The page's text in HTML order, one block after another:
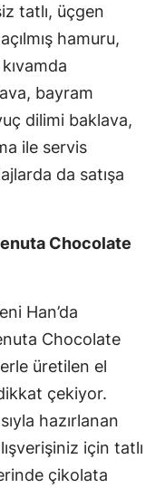
tatlı, üçgen
hamuru,
bayram
dilimi baklava,
ile servis
da satışa
Chocolate
Han’da
Chocolate
üretilen el
çekiyor.
hazırlanan
için tatlı
çikolata